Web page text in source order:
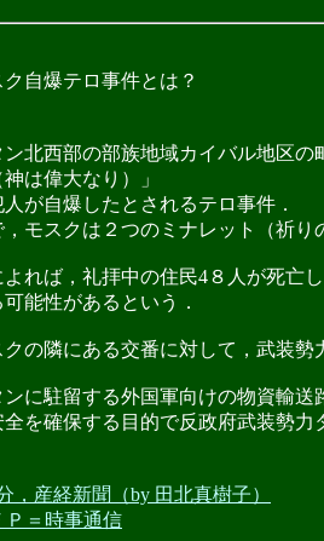
自爆テロ事件とは？
北西部の部族地域カイバル地区
は偉大なり）」
が自爆したとされるテロ事件．
モスクは２つのミナレット（祈り
れば，礼拝中の住民4８人が死亡し
能性があるという．
の隣にある交番に対して，武装勢
に駐留する外国軍向けの物資輸送
を確保する目的で反政府武装勢
，産経新聞（by 田北真樹子）
Ｐ＝時事通信